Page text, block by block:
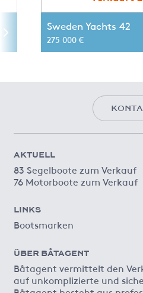
Sweden Yachts 42
275 000 €
AKTUELL
83 Segelboote zum Verkauf
76 Motorboote zum Verkauf
LINKS
Bootsmarken
ÜBER BÅTAGENT
Båtagent vermittelt den
auf unkomplizierte und